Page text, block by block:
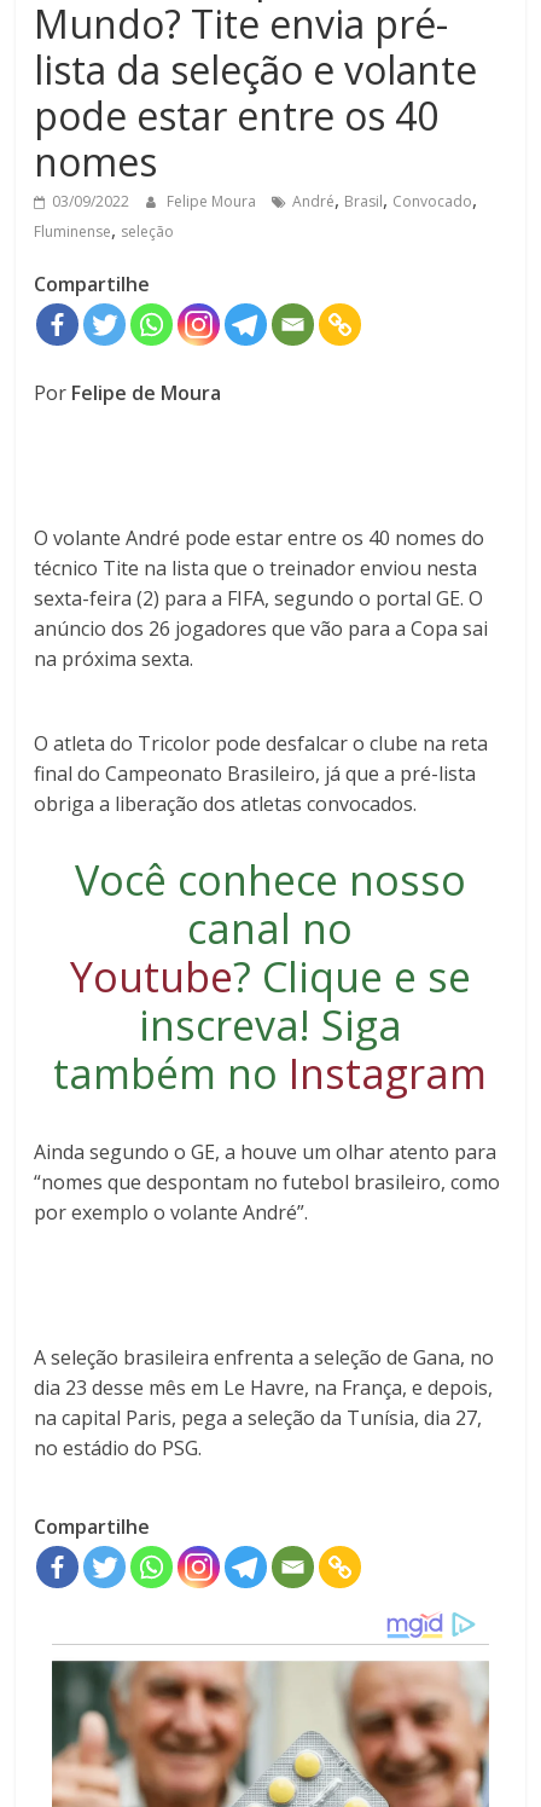
Mundo? Tite envia pré-
lista da seleção e volante
pode estar entre os 40
nomes
03/09/2022 Felipe Moura André, Brasil, Convocado,
Fluminense, seleção
Compartilhe
Por Felipe de Moura
O volante André pode estar entre os 40 nomes do
técnico Tite na lista que o treinador enviou nesta
sexta-feira (2) para a FIFA, segundo o portal GE. O
anúncio dos 26 jogadores que vão para a Copa sai
na próxima sexta.
O atleta do Tricolor pode desfalcar o clube na reta
final do Campeonato Brasileiro, já que a pré-lista
obriga a liberação dos atletas convocados.
Você conhece nosso
canal no
Youtube? Clique e se
inscreva! Siga
também no Instagram
Ainda segundo o GE, a houve um olhar atento para
“nomes que despontam no futebol brasileiro, como
por exemplo o volante André”.
A seleção brasileira enfrenta a seleção de Gana, no
dia 23 desse mês em Le Havre, na França, e depois,
na capital Paris, pega a seleção da Tunísia, dia 27,
no estádio do PSG.
Compartilhe